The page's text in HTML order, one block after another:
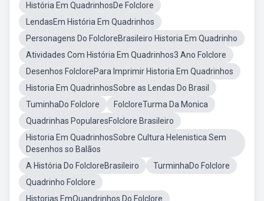
História Em QuadrinhosDe Folclore
LendasEm História Em Quadrinhos
Personagens Do FolcloreBrasileiro Historia Em Quadrinho
Atividades Com História Em Quadrinhos3 Ano Folclore
Desenhos FolclorePara Imprimir Historia Em Quadrinhos
Historia Em QuadrinhosSobre as Lendas Do Brasil
TuminhaDo Folclore
FolcloreTurma Da Monica
Quadrinhas PopularesFolclore Brasileiro
Historia Em QuadrinhosSobre Cultura Helenistica Sem
Desenhos so Balãos
A História Do FolcloreBrasileiro
TurminhaDo Folclore
Quadrinho Folclore
Historias EmQuandrinhos Do Folclore